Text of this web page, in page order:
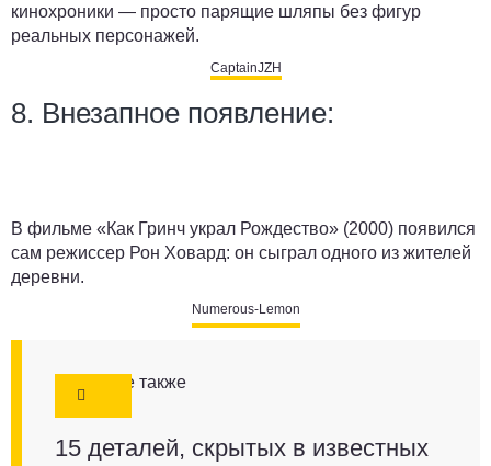
кинохроники — просто парящие шляпы без фигур
реальных персонажей.
CaptainJZH
8. Внезапное появление:
В фильме «Как Гринч украл Рождество» (2000) появился
сам режиссер Рон Ховард: он сыграл одного из жителей
деревни.
Numerous-Lemon
Смотрите также
15 деталей, скрытых в известных